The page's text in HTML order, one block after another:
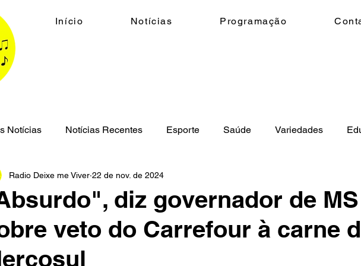
Início Notícias Programação
Notícias Notícias Recentes Esporte Saúde Variedades
Cidades Meio Ambiente Geral
diz governador de MS
veto do Carrefour à carne
Radio Deixe me Viver 22 de nov. de 2024